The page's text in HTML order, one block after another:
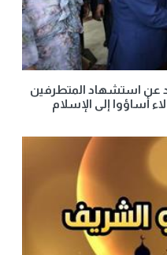
عن استشهاد المتطرفين
أساؤوا إلى الإسلام